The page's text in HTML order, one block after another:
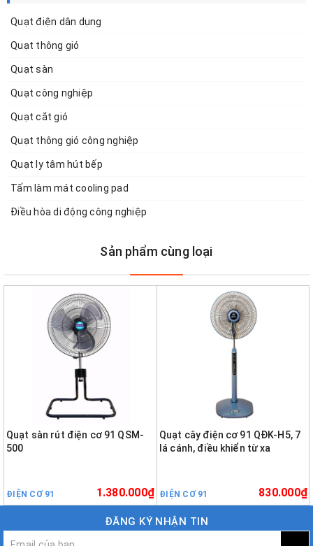
Quạt điện dân dụng
Quạt thông gió
Quạt sàn
Quạt công nghiệp
Quạt cắt gió
Quạt thông gió công nghiệp
Quạt ly tâm hút bếp
Tấm làm mát cooling pad
Điều hòa di động công nghiệp
Sản phẩm cùng loại
Quạt sàn rút điện cơ 91 QSM-
500
ĐIỆN CƠ 91 1.380.000₫
Quạt cây điện cơ 91 QĐK-H5, 7
lá cánh, điều khiển từ xa
ĐIỆN CƠ 91 830.000₫
ĐĂNG KÝ NHẬN TIN